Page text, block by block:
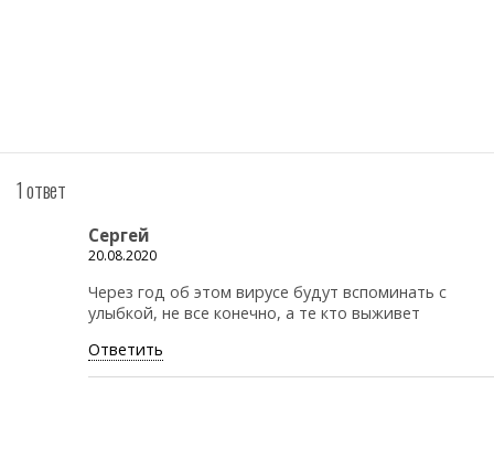
1 ответ
Сергей
20.08.2020
Через год об этом вирусе будут вспоминать с
улыбкой, не все конечно, а те кто выживет
Ответить